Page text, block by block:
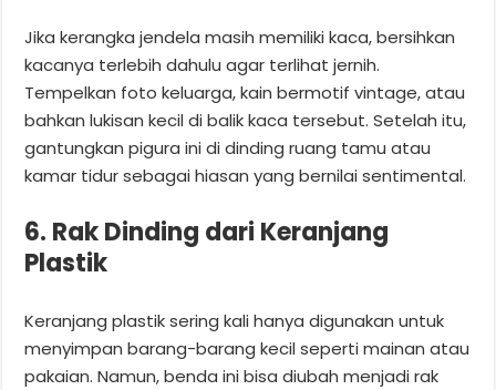
Jika kerangka jendela masih memiliki kaca, bersihkan
kacanya terlebih dahulu agar terlihat jernih.
Tempelkan foto keluarga, kain bermotif vintage, atau
bahkan lukisan kecil di balik kaca tersebut. Setelah itu,
gantungkan pigura ini di dinding ruang tamu atau
kamar tidur sebagai hiasan yang bernilai sentimental.
6. Rak Dinding dari Keranjang
Plastik
Keranjang plastik sering kali hanya digunakan untuk
menyimpan barang-barang kecil seperti mainan atau
pakaian. Namun, benda ini bisa diubah menjadi rak